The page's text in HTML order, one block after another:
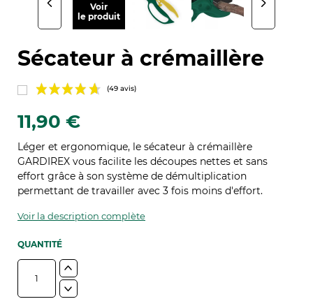
Voir
le produit
Sécateur à crémaillère
(49 avis)
11,90 €
Léger et ergonomique, le sécateur à crémaillère
GARDIREX vous facilite les découpes nettes et sans
effort grâce à son système de démultiplication
permettant de travailler avec 3 fois moins d'effort.
Voir la description complète
QUANTITÉ